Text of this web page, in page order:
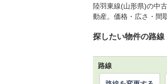
陸羽東線(山形県)の中
動産。価格・広さ・間
探したい物件の路
路線